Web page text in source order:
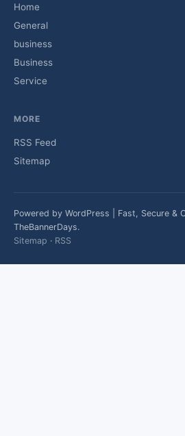
Home
General
business
Business
Service
MORE
RSS Feed
Sitemap
Powered by WordPress | Fast, Secure &
TheBannerDays.
Sitemap · RSS